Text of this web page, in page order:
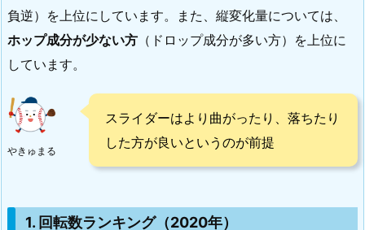
負逆）を上位にしています。また、縦変化量については、
ホップ成分が少ない方 （ドロップ成分が多い方）を上位に
しています。
やきゅまる
スライダーはより曲がったり、落ちたり
した方が良いというのが前提
1. 回転数ランキング（2020年）